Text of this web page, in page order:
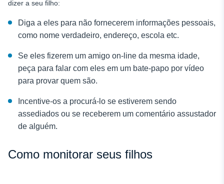
dizer a seu filho:
Diga a eles para não fornecerem informações pessoais,
como nome verdadeiro, endereço, escola etc.
Se eles fizerem um amigo on-line da mesma idade,
peça para falar com eles em um bate-papo por vídeo
para provar quem são.
Incentive-os a procurá-lo se estiverem sendo
assediados ou se receberem um comentário assustador
de alguém.
Como monitorar seus filhos